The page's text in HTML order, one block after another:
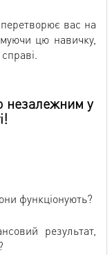
вас на
цю навичку,
незалежним у
функціонують?
результат,